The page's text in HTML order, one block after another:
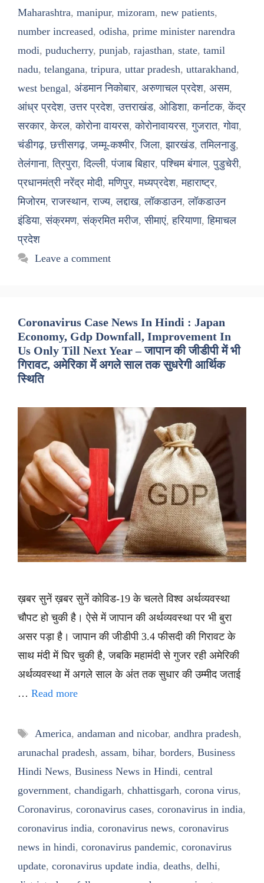
Maharashtra, manipur, mizoram, new patients,
number increased, odisha, prime minister narendra
modi, puducherry, punjab, rajasthan, state, tamil
nadu, telangana, tripura, uttar pradesh, uttarakhand,
west bengal, अंडमान निकोबार, अरुणाचल प्रदेश, असम,
आंध्र प्रदेश,उत्तर प्रदेश,उत्तराखंड, ओडिशा,कर्नाटक,केंद्र
सरकार,केरल,कोरोना वायरस,कोरोनावायरस,गुजरात,गोवा,
चंडीगढ़,छत्तीसगढ़,जम्मू-कश्मीर,जिला,झारखंड,तमिलनाडु,
तेलंगाना,त्रिपुरा,दिल्ली,पंजाब बिहार,पश्चिम बंगाल,पुडुचेरी,
प्रधानमंत्री नरेंद्र मोदी,मणिपुर,मध्यप्रदेश,महाराष्ट्र,
मिजोरम,राजस्थान,राज्य,लद्दाख,लॉकडाउन,लॉकडाउन
इंडिया,संक्रमण,संक्रमित मरीज,सीमाएं,हरियाणा,हिमाचल
प्रदेश
Leave a comment
Coronavirus Case News In Hindi : Japan
Economy, Gdp Downfall, Improvement In
Us Only Till Next Year – जापान की जीडीपी में भी
गिरावट, अमेरिका में अगले साल तक सुधरेगी आर्थिक
स्थिति
ख़बर सुनें ख़बर सुनें कोविड-19 के चलते विश्व अर्थव्यवस्था
चौपट हो चुकी है। ऐसे में जापान की अर्थव्यवस्था पर भी बुरा
असर पड़ा है। जापान की जीडीपी 3.4 फीसदी की गिरावट के
साथ मंदी में घिर चुकी है, जबकि महामंदी से गुजर रही अमेरिकी
अर्थव्यवस्था में अगले साल के अंत तक सुधार की उम्मीद जताई
… Read more
Tags
America, andaman and nicobar, andhra pradesh,
arunachal pradesh, assam, bihar, borders, Business
Hindi News, Business News in Hindi, central
government, chandigarh, chhattisgarh, corona virus,
Coronavirus, coronavirus cases, coronavirus in india,
coronavirus india, coronavirus news, coronavirus
news in hindi, coronavirus pandemic, coronavirus
update, coronavirus update india, deaths, delhi,